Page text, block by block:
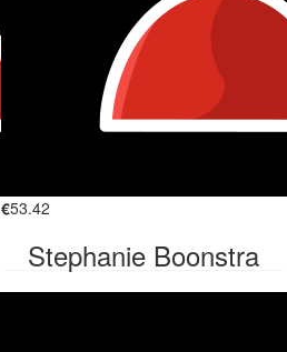
€53.42
Stephanie Boonstra